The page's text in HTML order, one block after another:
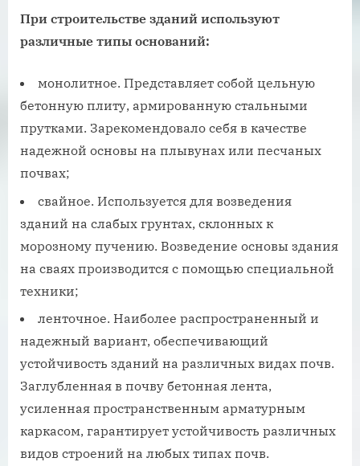
При строительстве зданий используют
различные типы оснований:
монолитное. Представляет собой цельную
бетонную плиту, армированную стальными
прутками. Зарекомендовало себя в качестве
надежной основы на плывунах или песчаных
почвах;
свайное. Используется для возведения
зданий на слабых грунтах, склонных к
морозному пучению. Возведение основы здания
на сваях производится с помощью специальной
техники;
ленточное. Наиболее распространенный и
надежный вариант, обеспечивающий
устойчивость зданий на различных видах почв.
Заглубленная в почву бетонная лента,
усиленная пространственным арматурным
каркасом, гарантирует устойчивость различных
видов строений на любых типах почв.